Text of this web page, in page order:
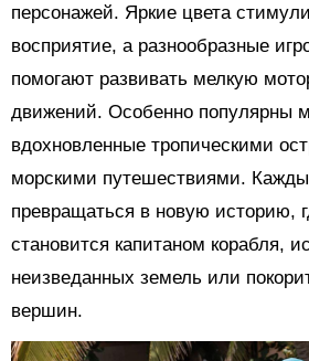
персонажей. Яркие цвета
восприятие, а разнообразные
помогают развивать мелкую
движений. Особенно популярны
вдохновленные тропическими
морскими путешествиями.
превращаться в новую историю,
становится капитаном корабля,
неизведанных земель или
вершин.